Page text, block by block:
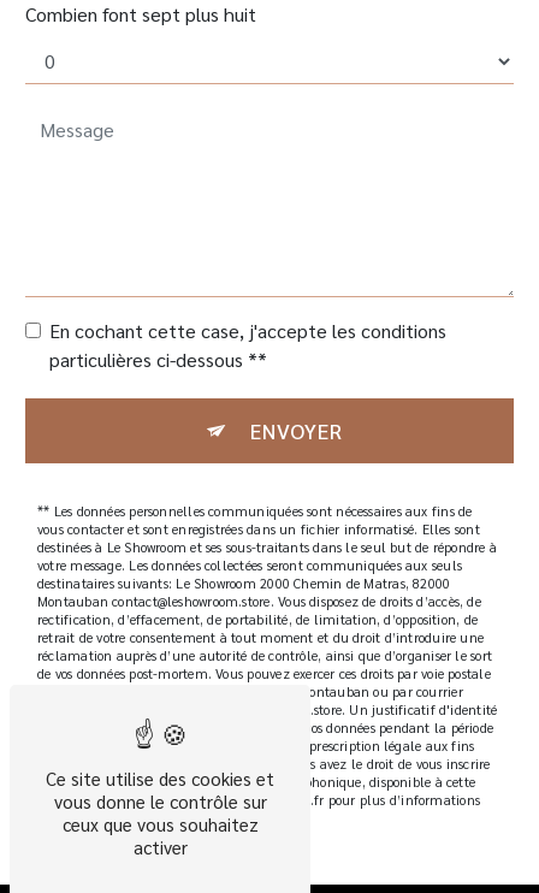
Combien font sept plus huit
En cochant cette case, j'accepte les conditions
particulières ci-dessous **
ENVOYER
** Les données personnelles communiquées sont nécessaires aux fins de
vous contacter et sont enregistrées dans un fichier informatisé. Elles sont
destinées à Le Showroom et ses sous-traitants dans le seul but de répondre à
votre message. Les données collectées seront communiquées aux seuls
destinataires suivants: Le Showroom 2000 Chemin de Matras, 82000
Montauban contact@leshowroom.store. Vous disposez de droits d’accès, de
rectification, d’effacement, de portabilité, de limitation, d’opposition, de
retrait de votre consentement à tout moment et du droit d’introduire une
réclamation auprès d’une autorité de contrôle, ainsi que d’organiser le sort
de vos données post-mortem. Vous pouvez exercer ces droits par voie postale
à l'adresse 2000 Chemin de Matras, 82000 Montauban ou par courrier
électronique à l'adresse contact@leshowroom.store. Un justificatif d'identité
pourra vous être demandé. Nous conservons vos données pendant la période
de prise de contact puis pendant la durée de prescription légale aux fins
probatoires et de gestion des contentieux. Vous avez le droit de vous inscrire
sur la liste d'opposition au démarchage téléphonique, disponible à cette
adresse:Bloctel.gouv.fr. Consultez le site cnil.fr pour plus d’informations
sur vos droits.
Ce site utilise des cookies et
vous donne le contrôle sur
ceux que vous souhaitez
activer